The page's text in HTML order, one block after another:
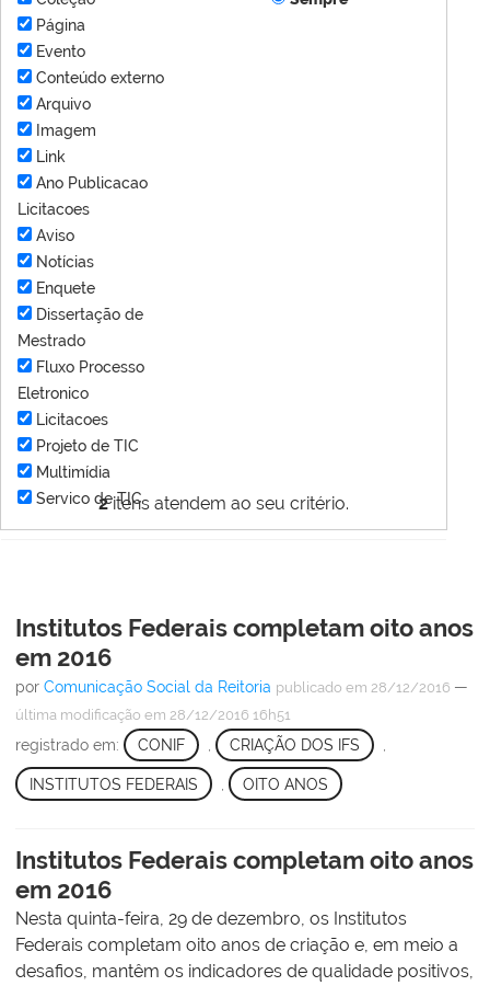
2itens atendem ao seu critério.
Página
Evento
Conteúdo externo
Arquivo
Imagem
Link
Ano Publicacao
Licitacoes
Aviso
Notícias
Enquete
Dissertação de
Mestrado
Fluxo Processo
Eletronico
Licitacoes
Projeto de TIC
Multimídia
Servico de TIC
Institutos Federais completam oito anos
em 2016
por Comunicação Social da Reitoria publicado em 28/12/2016 —
última modificação em 28/12/2016 16h51
registrado em: CONIF CRIAÇÃO DOS IFS
INSTITUTOS FEDERAIS OITO ANOS
Institutos Federais completam oito anos
em 2016
Nesta quinta-feira, 29 de dezembro, os Institutos
Federais completam oito anos de criação e, em meio a
desafios, mantêm os indicadores de qualidade positivos,